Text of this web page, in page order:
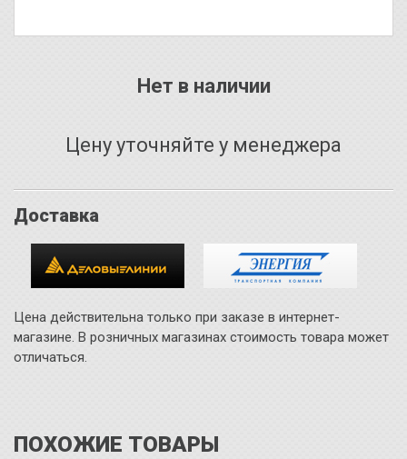
Нет в наличии
Цену уточняйте у менеджера
Доставка
Цена действительна только при заказе в интернет-
магазине. В розничных магазинах стоимость товара может
отличаться.
ПОХОЖИЕ ТОВАРЫ